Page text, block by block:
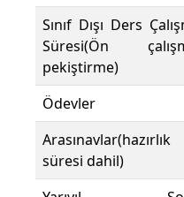
Sınıf Dışı Ders
Süresi(Ön
pekiştirme)
Ödevler
Arasınavlar(hazırlık
süresi dahil)